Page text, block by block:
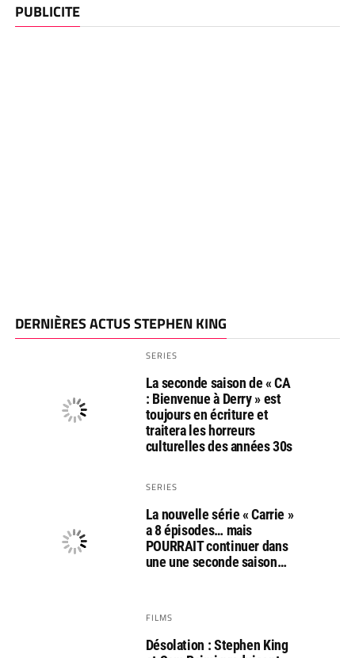
PUBLICITE
DERNIÈRES ACTUS STEPHEN KING
SERIES
La seconde saison de « CA
: Bienvenue à Derry » est
toujours en écriture et
traitera les horreurs
culturelles des années 30s
SERIES
La nouvelle série « Carrie »
a 8 épisodes… mais
POURRAIT continuer dans
une une seconde saison…
FILMS
Désolation : Stephen King